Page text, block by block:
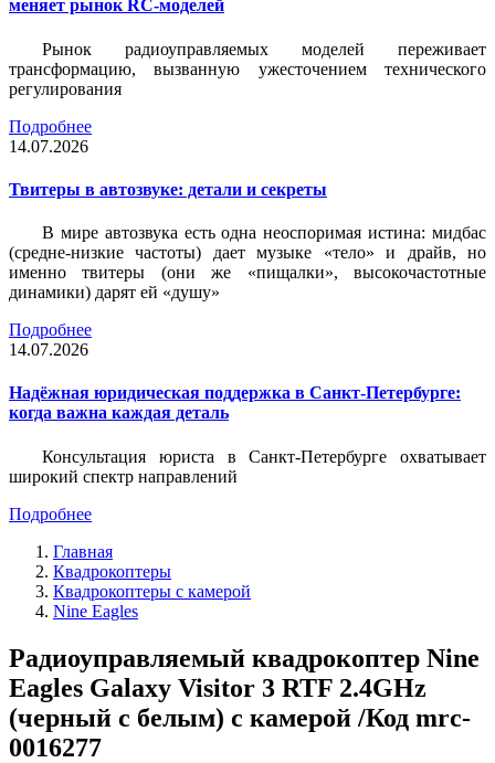
меняет рынок RC-моделей
Рынок радиоуправляемых моделей переживает
трансформацию, вызванную ужесточением технического
регулирования
Подробнее
14.07.2026
Твитеры в автозвуке: детали и секреты
В мире автозвука есть одна неоспоримая истина: мидбас
(средне-низкие частоты) дает музыке «тело» и драйв, но
именно твитеры (они же «пищалки», высокочастотные
динамики) дарят ей «душу»
Подробнее
14.07.2026
Надёжная юридическая поддержка в Санкт-Петербурге:
когда важна каждая деталь
Консультация юриста в Санкт-Петербурге охватывает
широкий спектр направлений
Подробнее
Главная
Квадрокоптеры
Квадрокоптеры с камерой
Nine Eagles
Радиоуправляемый квадрокоптер Nine
Eagles Galaxy Visitor 3 RTF 2.4GHz
(черный с белым) с камерой /Код mrc-
0016277